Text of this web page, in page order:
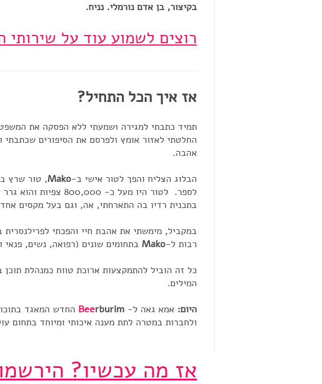
בקיצור, בן אדם נורמלי. נניח.
רוצים לשמוע עוד על שירותי
אז איך הכל התחיל?
תמיד כתבתי למגירה ושמעתי ללא הפסקה את
החלטתי לאזור אומץ ולפרסם את הסיפורים שכתבתי
אהבה.
הבלוג הצליח והפך לטור אישי ב-Mako, טור שרץ
לספר. לטור היו מעל
בתכנית רדיו בה התארחתי, אה, וגם בעל מקסים
במקביל, מימשתי את אהבת חיי והפכתי לפרילנסרית
רבות ל-Mako בתחומים שונים (רפואה, נשים,
כל זה הוביל להתמקצעות ארוכת טווח כמנהלת
המילים.
היום: אמא גאה ל- Beerburim
החדש המאגד בתוכו
ולחברות במטרה לתת מענה איכותי ומיוחד בתחום
אז מה עכשיו?